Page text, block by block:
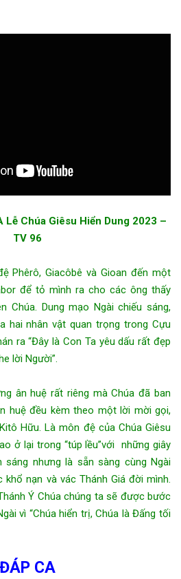
Lễ Chúa Giêsu Hiển Dung 2023 –
TV 96
Phêrô, Giacôbê và Gioan đến một
để tỏ mình ra cho các ông thấy
Chúa. Dung mạo Ngài chiếu sáng,
hai nhân vật quan trọng trong Cựu
ra “Đây là Con Ta yêu dấu rất đẹp
lời Người”.
ân huệ rất riêng mà Chúa đã ban
huệ đều kèm theo một lời mời gọi,
Hữu. Là môn đệ của Chúa Giêsu
ở lại trong “túp lều”với những giây
sáng nhưng là sẵn sàng cùng Ngài
nạn và vác Thánh Giá đời mình.
Ý Chúa chúng ta sẽ được bước
vì “Chúa hiển trị, Chúa là Đấng tối
ĐÁP CA